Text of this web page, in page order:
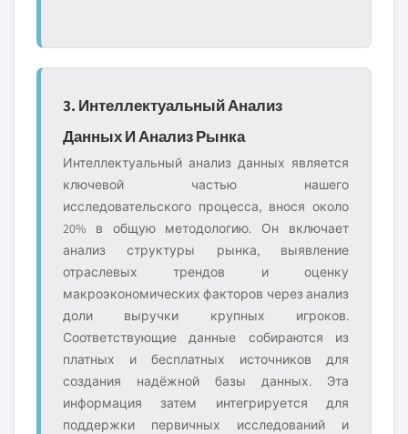
3. Интеллектуальный Анализ
Данных И Анализ Рынка
Интеллектуальный анализ данных является
ключевой частью нашего
исследовательского процесса, внося около
20% в общую методологию. Он включает
анализ структуры рынка, выявление
отраслевых трендов и оценку
макроэкономических факторов через анализ
доли выручки крупных игроков.
Соответствующие данные собираются из
платных и бесплатных источников для
создания надёжной базы данных. Эта
информация затем интегрируется для
поддержки первичных исследований и